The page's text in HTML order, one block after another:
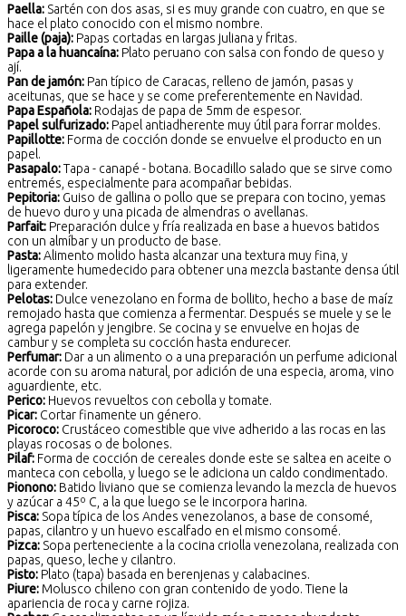
Paella: Sartén con dos asas, si es muy grande con cuatro, en que se
hace el plato conocido con el mismo nombre.
Paille (paja): Papas cortadas en largas juliana y fritas.
Papa a la huancaína: Plato peruano con salsa con fondo de queso y
ají.
Pan de jamón: Pan típico de Caracas, relleno de jamón, pasas y
aceitunas, que se hace y se come preferentemente en Navidad.
Papa Española: Rodajas de papa de 5mm de espesor.
Papel sulfurizado: Papel antiadherente muy útil para forrar moldes.
Papillotte: Forma de cocción donde se envuelve el producto en un
papel.
Pasapalo:Tapa - canapé - botana. Bocadillo salado que se sirve como
entremés, especialmente para acompañar bebidas.
Pepitoria: Guiso de gallina o pollo que se prepara con tocino, yemas
de huevo duro y una picada de almendras o avellanas.
Parfait: Preparación dulce y fría realizada en base a huevos batidos
con un almíbar y un producto de base.
Pasta:Alimento molido hasta alcanzar una textura muy fina, y
ligeramente humedecido para obtener una mezcla bastante densa útil
para extender.
Pelotas: Dulce venezolano en forma de bollito, hecho a base de maíz
remojado hasta que comienza a fermentar. Después se muele y se le
agrega papelón y jengibre. Se cocina y se envuelve en hojas de
cambur y se completa su cocción hasta endurecer.
Perfumar: Dar a un alimento o a una preparación un perfume adicional
acorde con su aroma natural, por adición de una especia, aroma, vino
aguardiente, etc.
Perico: Huevos revueltos con cebolla y tomate.
Picar: Cortar finamente un género.
Picoroco: Crustáceo comestible que vive adherido a las rocas en las
playas rocosas o de bolones.
Pilaf: Forma de cocción de cereales donde este se saltea en aceite o
manteca con cebolla, y luego se le adiciona un caldo condimentado.
Pionono: Batido liviano que se comienza levando la mezcla de huevos
y azúcar a 45º C, a la que luego se le incorpora harina.
Pisca: Sopa típica de los Andes venezolanos, a base de consomé,
papas, cilantro y un huevo escalfado en el mismo consomé.
Pizca: Sopa perteneciente a la cocina criolla venezolana, realizada con
papas, queso, leche y cilantro.
Pisto: Plato (tapa) basada en berenjenas y calabacines.
Piure: Molusco chileno con gran contenido de yodo. Tiene la
apariencia de roca y carne rojiza.